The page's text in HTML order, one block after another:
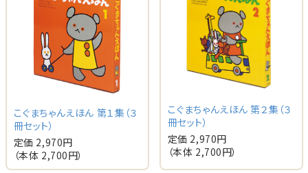
こぐまちゃんえほん 第１集（３
冊セット）
定価 2,970円
（本体 2,700円）
こぐまちゃんえほん 第２集（３
冊セット）
定価 2,970円
（本体 2,700円）